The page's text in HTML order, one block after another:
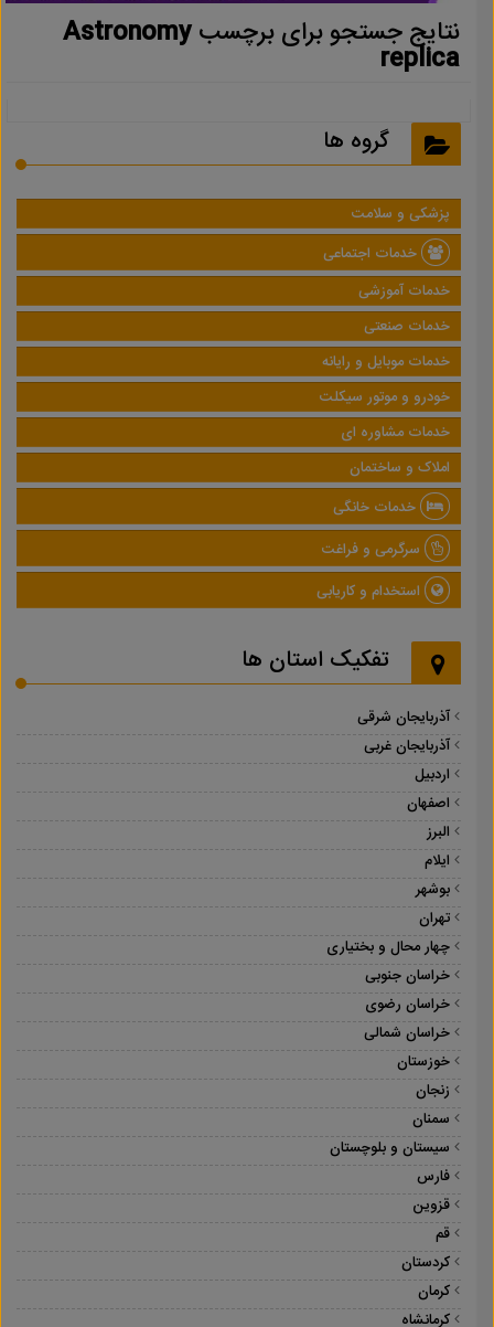
نتایج جستجو برای برچسبAstronomy
replica
گروه ها
پزشکی و سلامت
خدمات اجتماعی
خدمات آموزشی
خدمات صنعتی
خدمات موبایل و رایانه
خودرو و موتور سیکلت
خدمات مشاوره ای
املاک و ساختمان
خدمات خانگی
سرگرمی و فراغت
استخدام و کاریابی
تفکیک استان ها
آذربایجان شرقی
آذربایجان غربی
اردبیل
اصفهان
البرز
ایلام
بوشهر
تهران
چهار محال و بختیاری
خراسان جنوبی
خراسان رضوی
خراسان شمالی
خوزستان
زنجان
سمنان
سیستان و بلوچستان
فارس
قزوین
قم
کردستان
کرمان
کرمانشاه